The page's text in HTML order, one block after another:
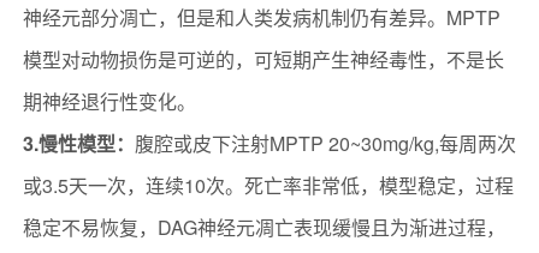
神经元部分凋亡，但是和人类发病机制仍有差异。MPTP
模型对动物损伤是可逆的，可短期产生神经毒性，不是长
期神经退行性变化。
3.慢性模型： 腹腔或皮下注射MPTP 20~30mg/kg,每周两次
或3.5天一次，连续10次。死亡率非常低，模型稳定，过程
稳定不易恢复，DAG神经元凋亡表现缓慢且为渐进过程，